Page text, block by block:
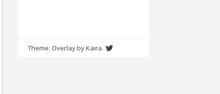
Theme: Overlay byKaira.